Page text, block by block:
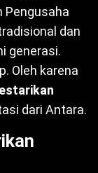
Pengusaha
dan
generasi.
Oleh karena
dari Antara.